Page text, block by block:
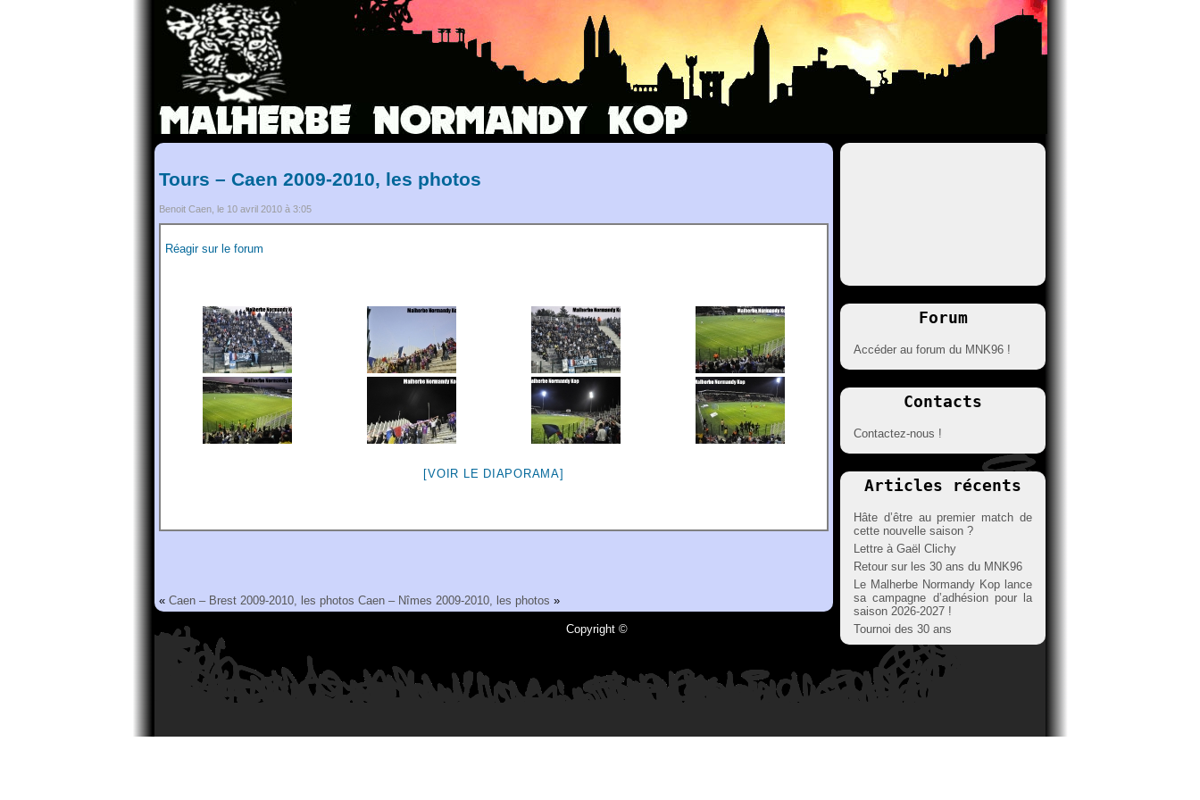
Tours – Caen 2009-2010, les photos
Benoit Caen, le 10 avril 2010 à 3:05
Réagir sur le forum
[VOIR LE DIAPORAMA]
« Caen – Brest 2009-2010, les photos Caen – Nîmes 2009-2010, les photos »
Forum
Accéder au forum du MNK96 !
Contacts
Contactez-nous !
Articles récents
Hâte d’être au premier match de
cette nouvelle saison ?
Lettre à Gaël Clichy
Retour sur les 30 ans du MNK96
Le Malherbe Normandy Kop lance
sa campagne d’adhésion pour la
saison 2026-2027 !
Tournoi des 30 ans
Copyright ©